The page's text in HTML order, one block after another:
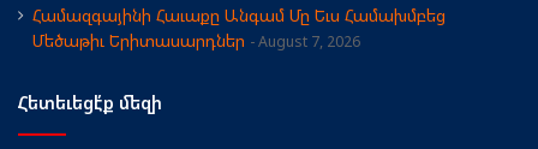
Համազգայինի Հաւաքը Անգամ Մը Եւս Համախմբեց
Մեծաթիւ Երիտասարդներ
August 7, 2026
Հետեւեցէ՛ք մեզի